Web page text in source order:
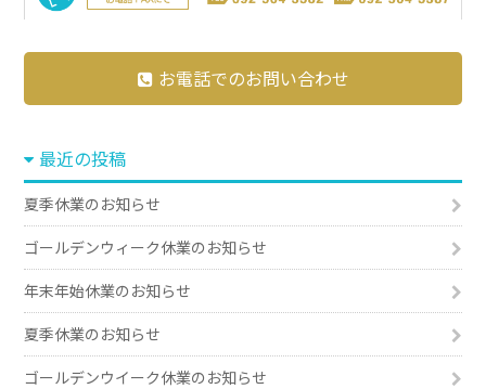
お電話でのお問い合わせ
最近の投稿
夏季休業のお知らせ
ゴールデンウィーク休業のお知らせ
年末年始休業のお知らせ
夏季休業のお知らせ
ゴールデンウイーク休業のお知らせ